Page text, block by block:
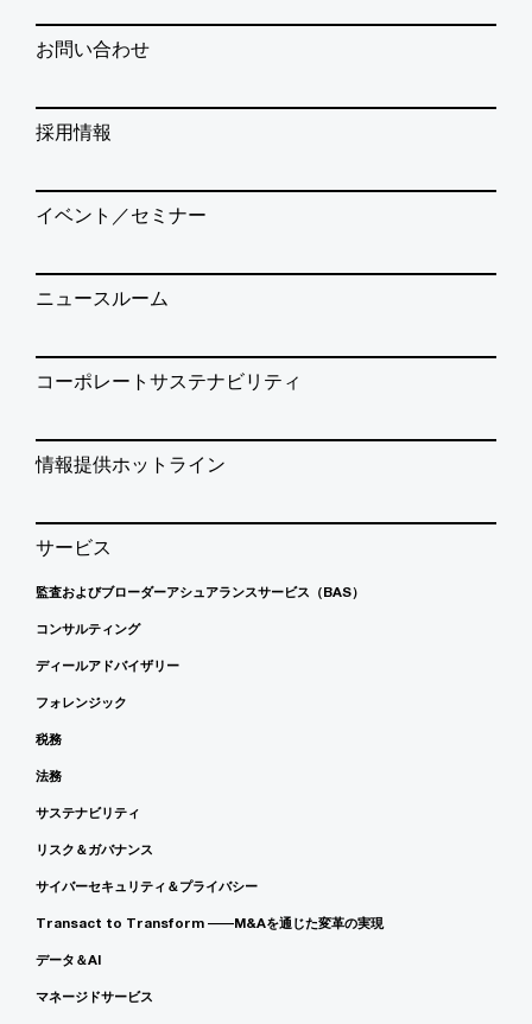
お問い合わせ
採用情報
イベント／セミナー
ニュースルーム
コーポレートサステナビリティ
情報提供ホットライン
サービス
監査およびブローダーアシュアランスサービス（BAS）
コンサルティング
ディールアドバイザリー
フォレンジック
税務
法務
サステナビリティ
リスク＆ガバナンス
サイバーセキュリティ＆プライバシー
Transact to Transform ――M&Aを通じた変革の実現
データ＆AI
マネージドサービス